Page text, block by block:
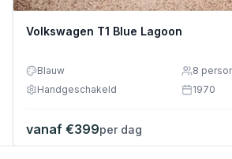
Volkswagen T1 Blue Lagoon
Blauw 8
Handgeschakeld
1970
vanaf €399per dag